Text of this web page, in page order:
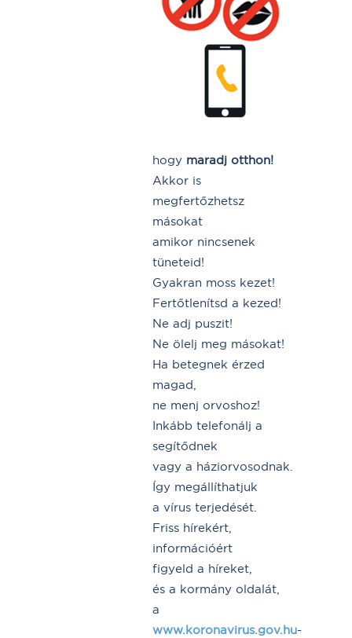
hogy maradj otthon!
Akkor is
megfertőzhetsz
másokat
amikor nincsenek
tüneteid!
Gyakran moss kezet!
Fertőtlenítsd a kezed!
Ne adj puszit!
Ne ölelj meg másokat!
Ha betegnek érzed
magad,
ne menj orvoshoz!
Inkább telefonálj a
segítődnek
vagy a háziorvosodnak.
Így megállíthatjuk
a vírus terjedését.
Friss hírekért,
információért
figyeld a híreket,
és a kormány oldalát,
a
www.koronavirus.gov.hu-